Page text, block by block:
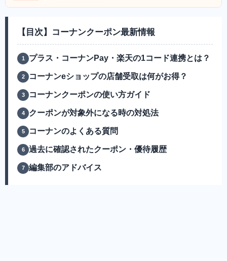
【目次】コーナンクーポン最新情報
プラス・コーナンPay・楽天の1コード連携とは？
コーナンeショップの店舗受取は何がお得？
コーナンクーポンの使い方ガイド
クーポンが対象外になる時の対処法
コーナンのよくある質問
過去に確認されたクーポン・優待履歴
編集部のアドバイス